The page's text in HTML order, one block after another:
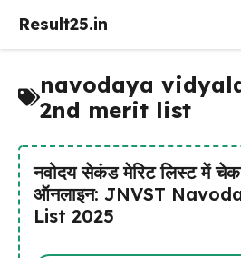
Result25.in
navodaya
2nd merit list
नवोदय सेकंड मेरिट लिस्ट में
ऑनलाइन: JNVST
List 2025